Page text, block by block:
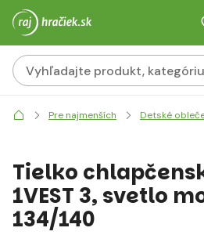
Pre najmenších Detské
Tielko
1VEST 3, svetlo
134/140